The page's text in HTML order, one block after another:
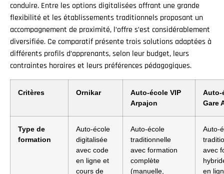
conduire. Entre les options digitalisées offrant une grande
flexibilité et les établissements traditionnels proposant un
accompagnement de proximité, l’offre s’est considérablement
diversifiée. Ce comparatif présente trois solutions adaptées à
différents profils d’apprenants, selon leur budget, leurs
contraintes horaires et leurs préférences pédagogiques.
Critères Ornikar
Auto-école VIP
Arpajon
Auto-
Gare
Type de
formation
Auto-école
digitalisée
avec code
en ligne et
cours de
Auto-école
traditionnelle
avec formation
complète
(manuelle,
Auto-
avec
en